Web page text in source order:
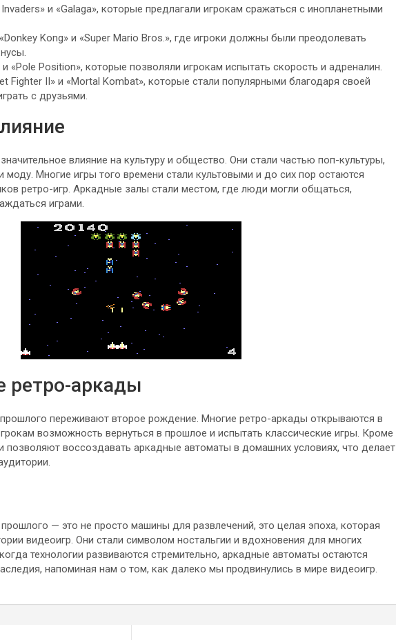
и «Galaga», которые предлагали игрокам сражаться с инопланетными
Kong» и «Super Mario Bros.», где игроки должны были преодолевать
и «Pole Position», которые позволяли игрокам испытать скорость и адреналин.
Fighter II» и «Mortal Kombat», которые стали популярными благодаря своей
с друзьями.
влияние на культуру и общество. Они стали частью поп-культуры,
Многие игры того времени стали культовыми и до сих пор остаются
ретро-игр. Аркадные залы стали местом, где люди могли общаться,
играми.
ретро-аркады
переживают второе рождение. Многие ретро-аркады открываются в
возможность вернуться в прошлое и испытать классические игры. Кроме
позволяют воссоздавать аркадные автоматы в домашних условиях, что делает
— это не просто машины для развлечений, это целая эпоха, которая
видеоигр. Они стали символом ностальгии и вдохновения для многих
технологии развиваются стремительно, аркадные автоматы остаются
напоминая нам о том, как далеко мы продвинулись в мире видеоигр.